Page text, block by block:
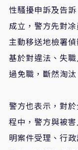
性騷擾申訴及告
成立，警方先對
主動移送地檢署
基於對違法、失
過免職，斷然淘汰
警方也表示，對
程中，警方與被
明案件受理、行